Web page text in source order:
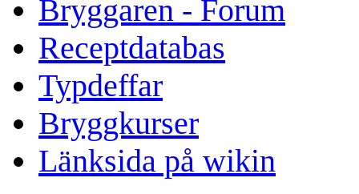
Bryggaren - Forum
Receptdatabas
Typdeffar
Bryggkurser
Länksida på wikin